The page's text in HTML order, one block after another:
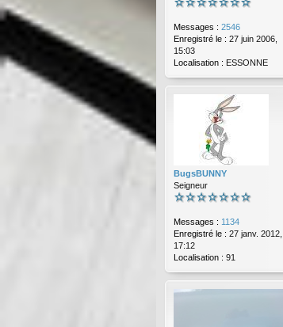
Messages : 2546
Enregistré le : 27 juin 2006,
15:03
Localisation : ESSONNE
BugsBUNNY
Seigneur
Messages : 1134
Enregistré le : 27 janv. 2012,
17:12
Localisation : 91